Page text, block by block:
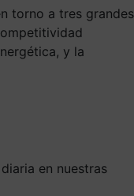
torno a tres grandes
y la
en nuestras